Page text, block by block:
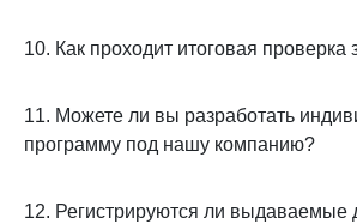
10. Как проходит итоговая проверка
11. Можете ли вы разработать
программу под нашу компанию?
12. Регистрируются ли выдаваемые